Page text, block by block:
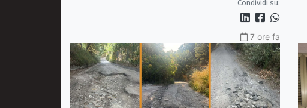
Condividi su:
7 ore fa